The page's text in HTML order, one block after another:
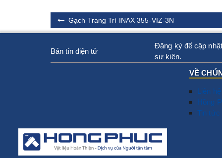
Gạch Trang Trí INAX 355-VIZ-3N
Bản tin điện tử
Đăng ký để cập
sự kiện.
VỀ
Liên hệ
Hồng
Tin tức